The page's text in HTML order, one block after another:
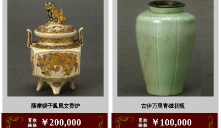
薩摩獅子鳳凰文香炉
￥200,000
古伊万里青磁花瓶
￥100,000